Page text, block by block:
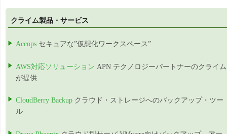
クライム製品・サービス
Accops セキュアな”仮想化ワークスペース”
AWS対応ソリューション APN テクノロジーパートナーのクライム
が提供
CloudBerry Backup クラウド・ストレージへのバックアップ・ツー
ル